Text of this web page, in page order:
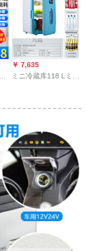
￥ 7,635
ミニ冷蔵库118 Lミニ
のミニで、肉を入れ